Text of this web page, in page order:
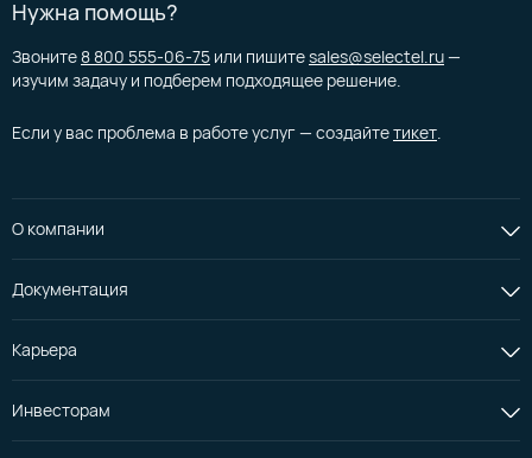
Нужна помощь?
Звоните 8 800 555-06-75 или пишитеsales@selectel.ru—
изучим задачу и подберем подходящее решение.
Если у вас проблема в работе услуг — создайтетикет
О компании
Документация
Карьера
Инвесторам